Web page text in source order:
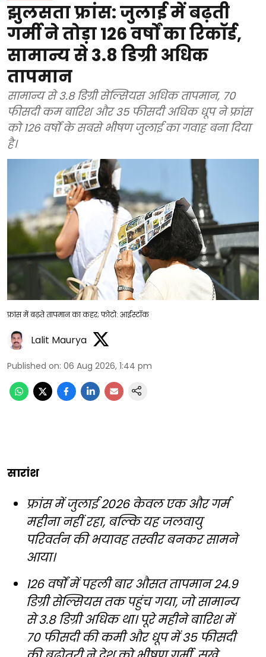
झुलसता फ्रांस: जुलाई में बढ़ती
गर्मी ने तोड़ा 126 वर्षों का रिकॉर्ड,
सामान्य से 3.8 डिग्री अधिक
तापमान
सामान्य से 3.8 डिग्री सेल्सियस अधिक तापमान, 70
फीसदी कम बारिश और 35 फीसदी अधिक धूप ने फ्रांस
को 126 वर्षों के सबसे भीषण जुलाई का गवाह बना दिया
है।
फ्रांस में बढ़ते तापमान का कहर; फोटो: आईस्टॉक
Lalit Maurya
Published on: 06 Aug 2026, 1:44 pm
सारांश
फ्रांस में जुलाई 2026 केवल एक और गर्म
महीना नहीं रहा, बल्कि यह जलवायु
परिवर्तन की भयावह तस्वीर बनकर सामने
आया।
126 वर्षों में पहली बार औसत तापमान 24.9
डिग्री सेल्सियस तक पहुंच गया, जो सामान्य
से 3.8 डिग्री अधिक था। पूरे महीने बारिश में
70 फीसदी की कमी और धूप में 35 फीसदी